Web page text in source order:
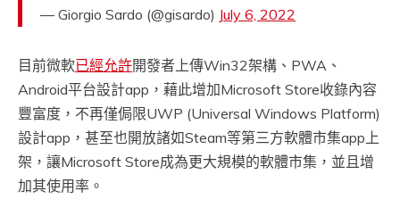
— Giorgio Sardo (@gisardo) July 6, 2022
目前微軟已經允許開發者上傳Win32架構、PWA、
Android平台設計app，藉此增加Microsoft Store收錄內容
豐富度，不再僅侷限UWP (Universal Windows Platform)
設計app，甚至也開放諸如Steam等第三方軟體市集app上
架，讓Microsoft Store成為更大規模的軟體市集，並且增
加其使用率。